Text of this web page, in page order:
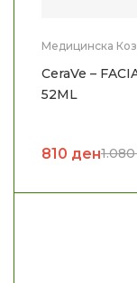
Медицинска
CeraVe –
52ML
810 ден